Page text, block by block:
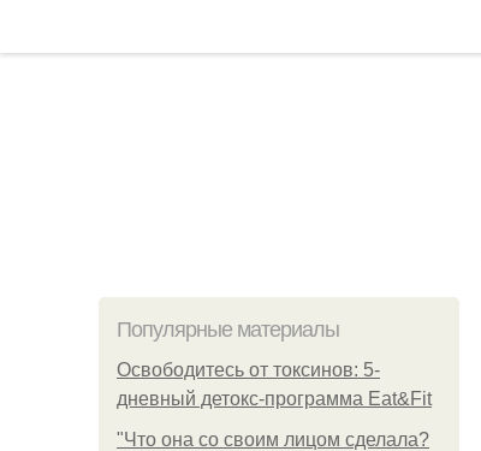
Популярные материалы
Освободитесь от токсинов: 5-
дневный детокс-программа Eat&Fit
"Что она со своим лицом сделала?